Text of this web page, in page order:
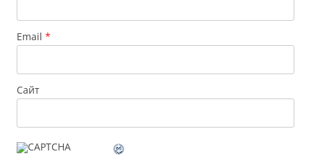
Email *
Сайт